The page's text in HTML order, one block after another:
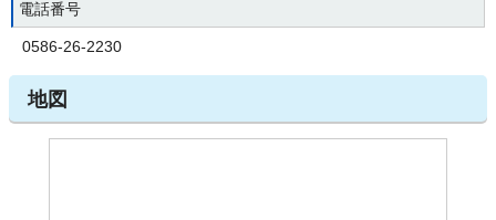
電話番号
0586-26-2230
地図